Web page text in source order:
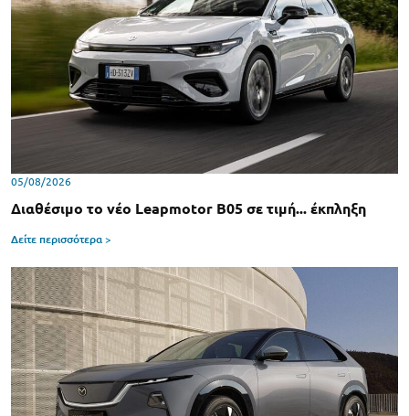
05/08/2026
Διαθέσιμο το νέο Leapmotor B05 σε τιμή... έκπληξη
Δείτε περισσότερα >